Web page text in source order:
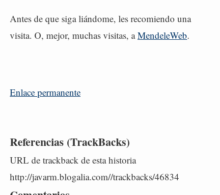
Antes de que siga liándome, les recomiendo una
visita. O, mejor, muchas visitas, aMendeleWeb.
Enlace permanente
Referencias (TrackBacks)
URL de trackback de esta historia
http://javarm.blogalia.com//trackbacks/46834